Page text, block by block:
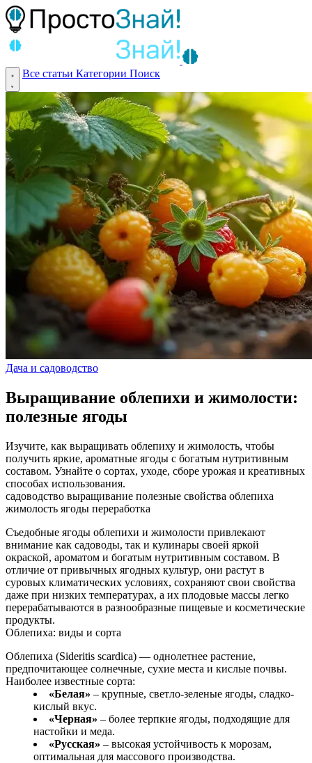
Все статьи Категории Поиск
Дача и садоводство
Выращивание облепихи и жимолости:
полезные ягоды
Изучите, как выращивать облепиху и жимолость, чтобы
получить яркие, ароматные ягоды с богатым нутритивным
составом. Узнайте о сортах, уходе, сборе урожая и креативных
способах использования.
садоводство выращивание полезные свойства облепиха
жимолость ягоды переработка
Съедобные ягоды облепихи и жимолости привлекают
внимание как садоводы, так и кулинары своей яркой
окраской, ароматом и богатым нутритивным составом. В
отличие от привычных ягодных культур, они растут в
суровых климатических условиях, сохраняют свои свойства
даже при низких температурах, а их плодовые массы легко
перерабатываются в разнообразные пищевые и косметические
продукты.
Облепиха: виды и сорта
Облепиха (Sideritis scardica) — однолетнее растение,
предпочитающее солнечные, сухие места и кислые почвы.
Наиболее известные сорта:
«Белая» – крупные, светло-зеленые ягоды, сладко-
кислый вкус.
«Черная» – более терпкие ягоды, подходящие для
настойки и меда.
«Русская» – высокая устойчивость к морозам,
оптимальная для массового производства.